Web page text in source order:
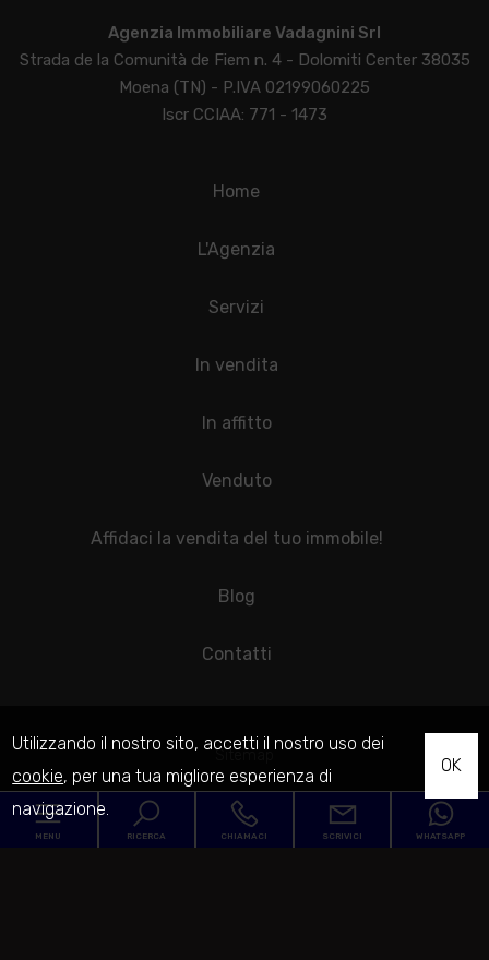
Agenzia Immobiliare Vadagnini Srl
Strada de la Comunità de Fiem n. 4 - Dolomiti Center 38035
Moena (TN) - P.IVA 02199060225
Iscr CCIAA: 771 - 1473
Home
L'Agenzia
Servizi
In vendita
In affitto
Venduto
Affidaci la vendita del tuo immobile!
Blog
Contatti
Sitemap
Privacy Policy
MENU RICERCA CHIAMACI SCRIVICI WHATSAPP
Utilizzando il nostro sito, accetti il nostro uso dei
cookie, per una tua migliore esperienza di
navigazione.
OK